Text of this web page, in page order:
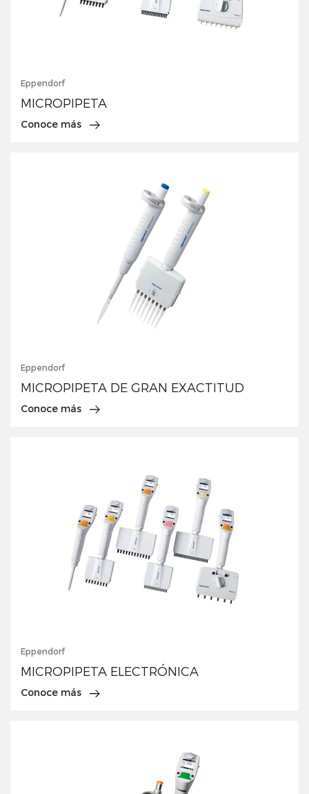
Eppendorf
MICROPIPETA
Conoce más
Eppendorf
MICROPIPETA DE GRAN EXACTITUD
Conoce más
Eppendorf
MICROPIPETA ELECTRÓNICA
Conoce más